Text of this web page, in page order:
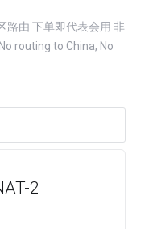
路由 下单即代表会用 非
routing to China, No
2